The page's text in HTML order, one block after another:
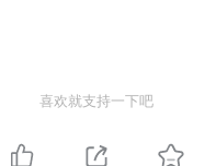
喜欢就支持一下吧